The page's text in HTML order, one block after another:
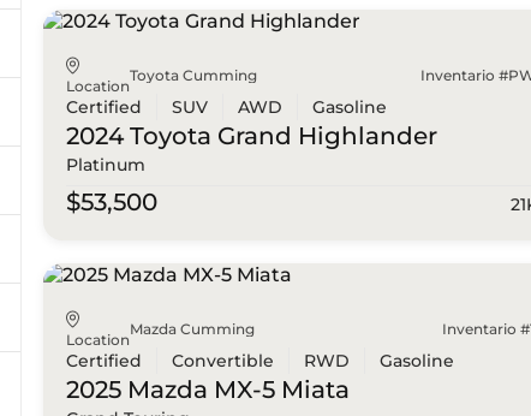
Location
Toyota Cumming Inventario
Certified SUV AWD Gasoline
2024 Toyota Grand Highlander
Platinum
$53,500
Location
Mazda Cumming Inventario
Certified Convertible RWD Gasoline
2025 Mazda MX-5 Miata